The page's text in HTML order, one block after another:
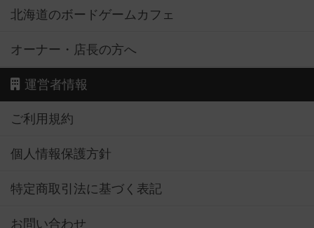
北海道のボードゲームカフェ
オーナー・店長の方へ
運営者情報
ご利用規約
個人情報保護方針
特定商取引法に基づく表記
お問い合わせ